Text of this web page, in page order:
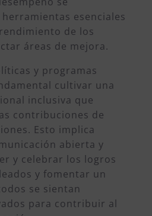
esenciales
de los
áreas de mejora.
y programas
cultivar una
inclusiva que
contribuciones de
Esto implica
abierta y
y celebrar los logros
y fomentar un
se sientan
para contribuir al